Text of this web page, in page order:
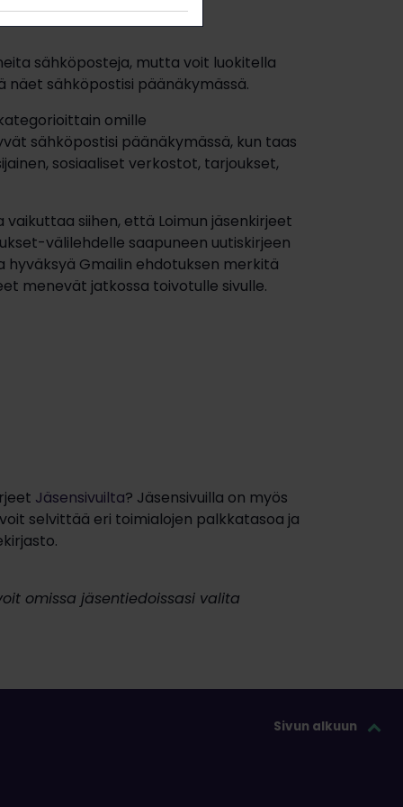
sähköposteja, mutta voit luokitella
sähköpostisi päänäkymässä.
omille
sähköpostisi päänäkymässä, kun taas
sosiaaliset verkostot, tarjoukset,
siihen, että Loimun jäsenkirjeet
välilehdelle saapuneen uutiskirjeen
hyväksyä Gmailin ehdotuksen merkitä
menevät jatkossa toivotulle sivulle.
Jäsensivuilta? Jäsensivuilla on myös
selvittää eri toimialojen palkkatasoa ja
omissa jäsentiedoissasi valita
Sivun alkuun